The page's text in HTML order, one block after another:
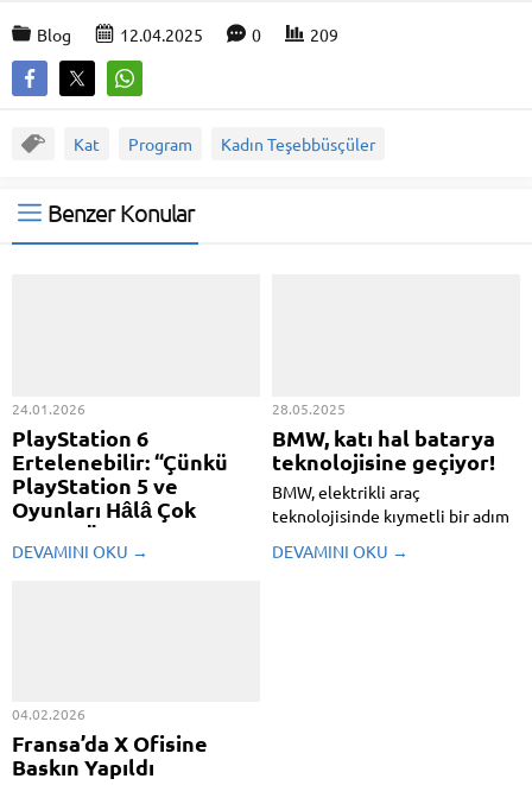
Blog 12.04.2025 0 209
Kat Program Kadın Teşebbüsçüler
Benzer Konular
24.01.2026
PlayStation 6
Ertelenebilir: “Çünkü
PlayStation 5 ve
Oyunları Hâlâ Çok
Satıyor”
Sony'nin PlayStation 6'nın çıkış
indirmek.
DEVAMINI OKU →
28.05.2025
BMW, katı hal batarya
teknolojisine geçiyor!
BMW, elektrikli araç
teknolojisinde kıymetli bir adım
hücrelerini içeren testlerine
DEVAMINI OKU →
04.02.2026
Fransa’da X Ofisine
Baskın Yapıldı